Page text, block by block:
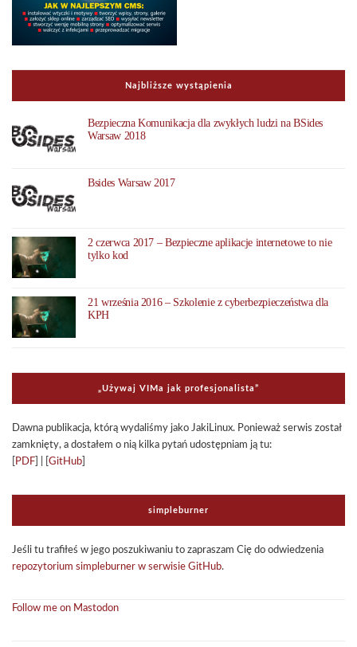
Najbliższe wystąpienia
Bezpieczna Komunikacja dla zwykłych ludzi na BSides
Warsaw 2018
Bsides Warsaw 2017
2 czerwca 2017 – Bezpieczne aplikacje internetowe to nie
tylko kod
21 września 2016 – Szkolenie z cyberbezpieczeństwa dla
KPH
„Uży­waj VIMa jak pro­fe­sjo­na­li­sta”
Dawna publi­ka­cja, którą wyda­li­śmy jako Jaki­Li­nux. Ponie­waż ser­wis został
zamknięty, a dosta­łem o nią kilka pytań udo­stęp­niam ją tu:
PDF GitHub
sim­ple­bur­ner
Jeśli tu tra­fi­łeś w jego poszu­ki­wa­niu to zapra­szam Cię do odwie­dze­nia
repo­zy­to­rium sim­ple­bur­ner w ser­wi­sie GitHub.
Follow me on Mastodon